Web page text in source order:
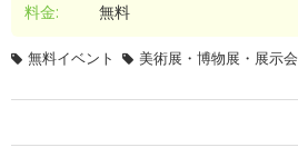
料金:
無料
無料イベント 美術展・博物展・展示会